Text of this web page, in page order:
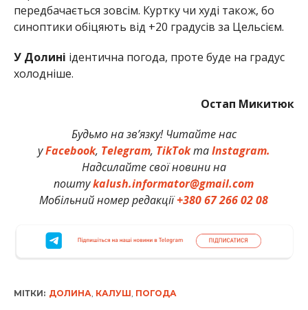
передбачається зовсім. Куртку чи худі також, бо
синоптики обіцяють від +20 градусів за Цельсієм.
У Долині ідентична погода, проте буде на градус
холодніше.
Остап Микитюк
Будьмо на зв’язку! Читайте нас
уFacebook, Telegram, TikTokтаInstagram.
Надсилайте свої новини на
поштуkalush.informator@gmail.com
Мобільний номер редакції+380 67 266 02 08
МІТКИ: ДОЛИНА КАЛУШ ПОГОДА